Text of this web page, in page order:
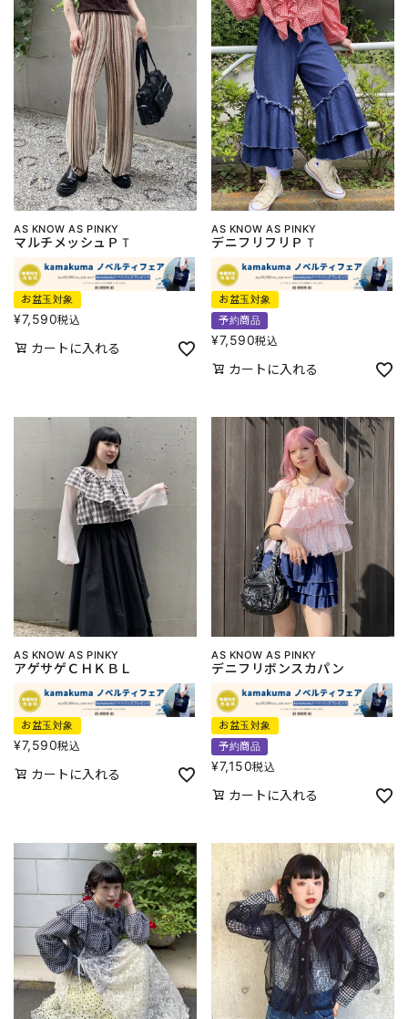
AS KNOW AS PINKY
マルチメッシュＰＴ
お盆玉対象
¥7,590税込
カートに入れる
AS KNOW AS PINKY
デニフリフリＰＴ
お盆玉対象
予約商品
¥7,590税込
カートに入れる
AS KNOW AS PINKY
アゲサゲＣＨＫＢＬ
お盆玉対象
¥7,590税込
カートに入れる
AS KNOW AS PINKY
デニフリボンスカパン
お盆玉対象
予約商品
¥7,150税込
カートに入れる